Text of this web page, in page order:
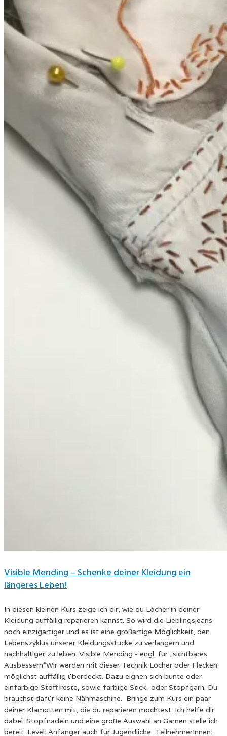
Visible Mending – Schenke deiner Kleidung ein
längeres Leben!
In diesen kleinen Kurs zeige ich dir, wie du Löcher in deiner
Kleidung auffällig reparieren kannst. So wird die Lieblingsjeans
noch einzigartiger und es ist eine großartige Möglichkeit, den
Lebenszyklus unserer Kleidungsstücke zu verlängern und
nachhaltiger zu leben. Visible Mending - engl. für „sichtbares
Ausbessern“Wir werden mit dieser Technik Löcher oder Flecken
möglichst auffällig überdeckt. Dazu eignen sich bunte oder
einfarbige Stofflreste, sowie farbige Stick- oder Stopfgarn. Du
brauchst dafür keine Nähmaschine. Bringe zum Kurs ein paar
deiner Klamotten mit, die du reparieren möchtest. Ich helfe dir
dabei. Stopfnadeln und eine große Auswahl an Garnen stelle ich
bereit. Level: Anfänger auch für Jugendliche TeilnehmerInnen: